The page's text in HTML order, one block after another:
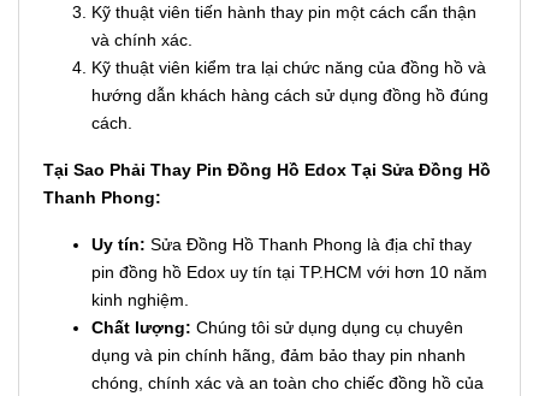
Kỹ thuật viên tiến hành thay pin một cách cẩn thận
và chính xác.
Kỹ thuật viên kiểm tra lại chức năng của đồng hồ và
hướng dẫn khách hàng cách sử dụng đồng hồ đúng
cách.
Tại Sao Phải Thay Pin Đồng Hồ Edox Tại Sửa Đồng Hồ
Thanh Phong:
Uy tín: Sửa Đồng Hồ Thanh Phong là địa chỉ thay
pin đồng hồ Edox uy tín tại TP.HCM với hơn 10 năm
kinh nghiệm.
Chất lượng: Chúng tôi sử dụng dụng cụ chuyên
dụng và pin chính hãng, đảm bảo thay pin nhanh
chóng, chính xác và an toàn cho chiếc đồng hồ của